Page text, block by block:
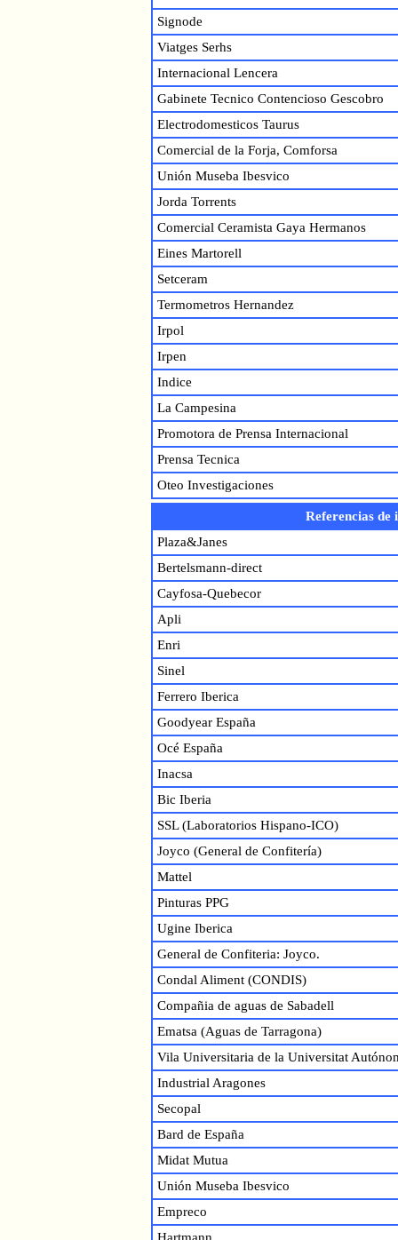
Signode
Viatges Serhs
Internacional Lencera
Gabinete Tecnico Contencioso Gescobro
Electrodomesticos Taurus
Comercial de la Forja, Comforsa
Unión Museba Ibesvico
Jorda Torrents
Comercial Ceramista Gaya Hermanos
Eines Martorell
Setceram
Termometros Hernandez
Irpol
Irpen
Indice
La Campesina
Promotora de Prensa Internacional
Prensa Tecnica
Oteo Investigaciones
Referencias de
Plaza&Janes
Bertelsmann-direct
Cayfosa-Quebecor
Apli
Enri
Sinel
Ferrero Iberica
Goodyear España
Océ España
Inacsa
Bic Iberia
SSL (Laboratorios Hispano-ICO)
Joyco (General de Confitería)
Mattel
Pinturas PPG
Ugine Iberica
General de Confiteria: Joyco.
Condal Aliment (CONDIS)
Compañia de aguas de Sabadell
Ematsa (Aguas de Tarragona)
Vila Universitaria de la Universitat
Industrial Aragones
Secopal
Bard de España
Midat Mutua
Unión Museba Ibesvico
Empreco